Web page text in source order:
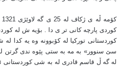
کوردی پارچه کانی تر ی دا . بۆیه ش له
کوردستانی تورکیا له کۆبوونه وه یه کدا له
له گه ڵ قاسم قادری له به شی کوردستانی